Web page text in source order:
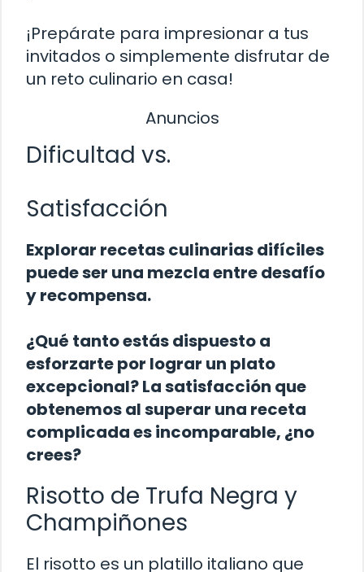
¡Prepárate para impresionar a tus
invitados o simplemente disfrutar de
un reto culinario en casa!
Anuncios
Dificultad vs.
Satisfacción
Explorar recetas culinarias difíciles
puede ser una mezcla entre desafío
y recompensa.
¿Qué tanto estás dispuesto a
esforzarte por lograr un plato
excepcional? La satisfacción que
obtenemos al superar una receta
complicada es incomparable, ¿no
crees?
Risotto de Trufa Negra y
Champiñones
El risotto es un platillo italiano que